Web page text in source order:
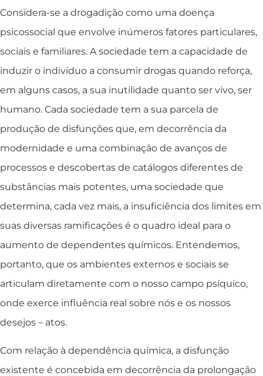
Considera-se a drogadição como uma doença
psicossocial que envolve inúmeros fatores particulares,
sociais e familiares. A sociedade tem a capacidade de
induzir o indivíduo a consumir drogas quando reforça,
em alguns casos, a sua inutilidade quanto ser vivo, ser
humano. Cada sociedade tem a sua parcela de
produção de disfunções que, em decorrência da
modernidade e uma combinação de avanços de
processos e descobertas de catálogos diferentes de
substâncias mais potentes, uma sociedade que
determina, cada vez mais, a insuficiência dos limites em
suas diversas ramificações é o quadro ideal para o
aumento de dependentes químicos. Entendemos,
portanto, que os ambientes externos e sociais se
articulam diretamente com o nosso campo psíquico,
onde exerce influência real sobre nós e os nossos
desejos – atos.
Com relação à dependência química, a disfunção
existente é concebida em decorrência da prolongação